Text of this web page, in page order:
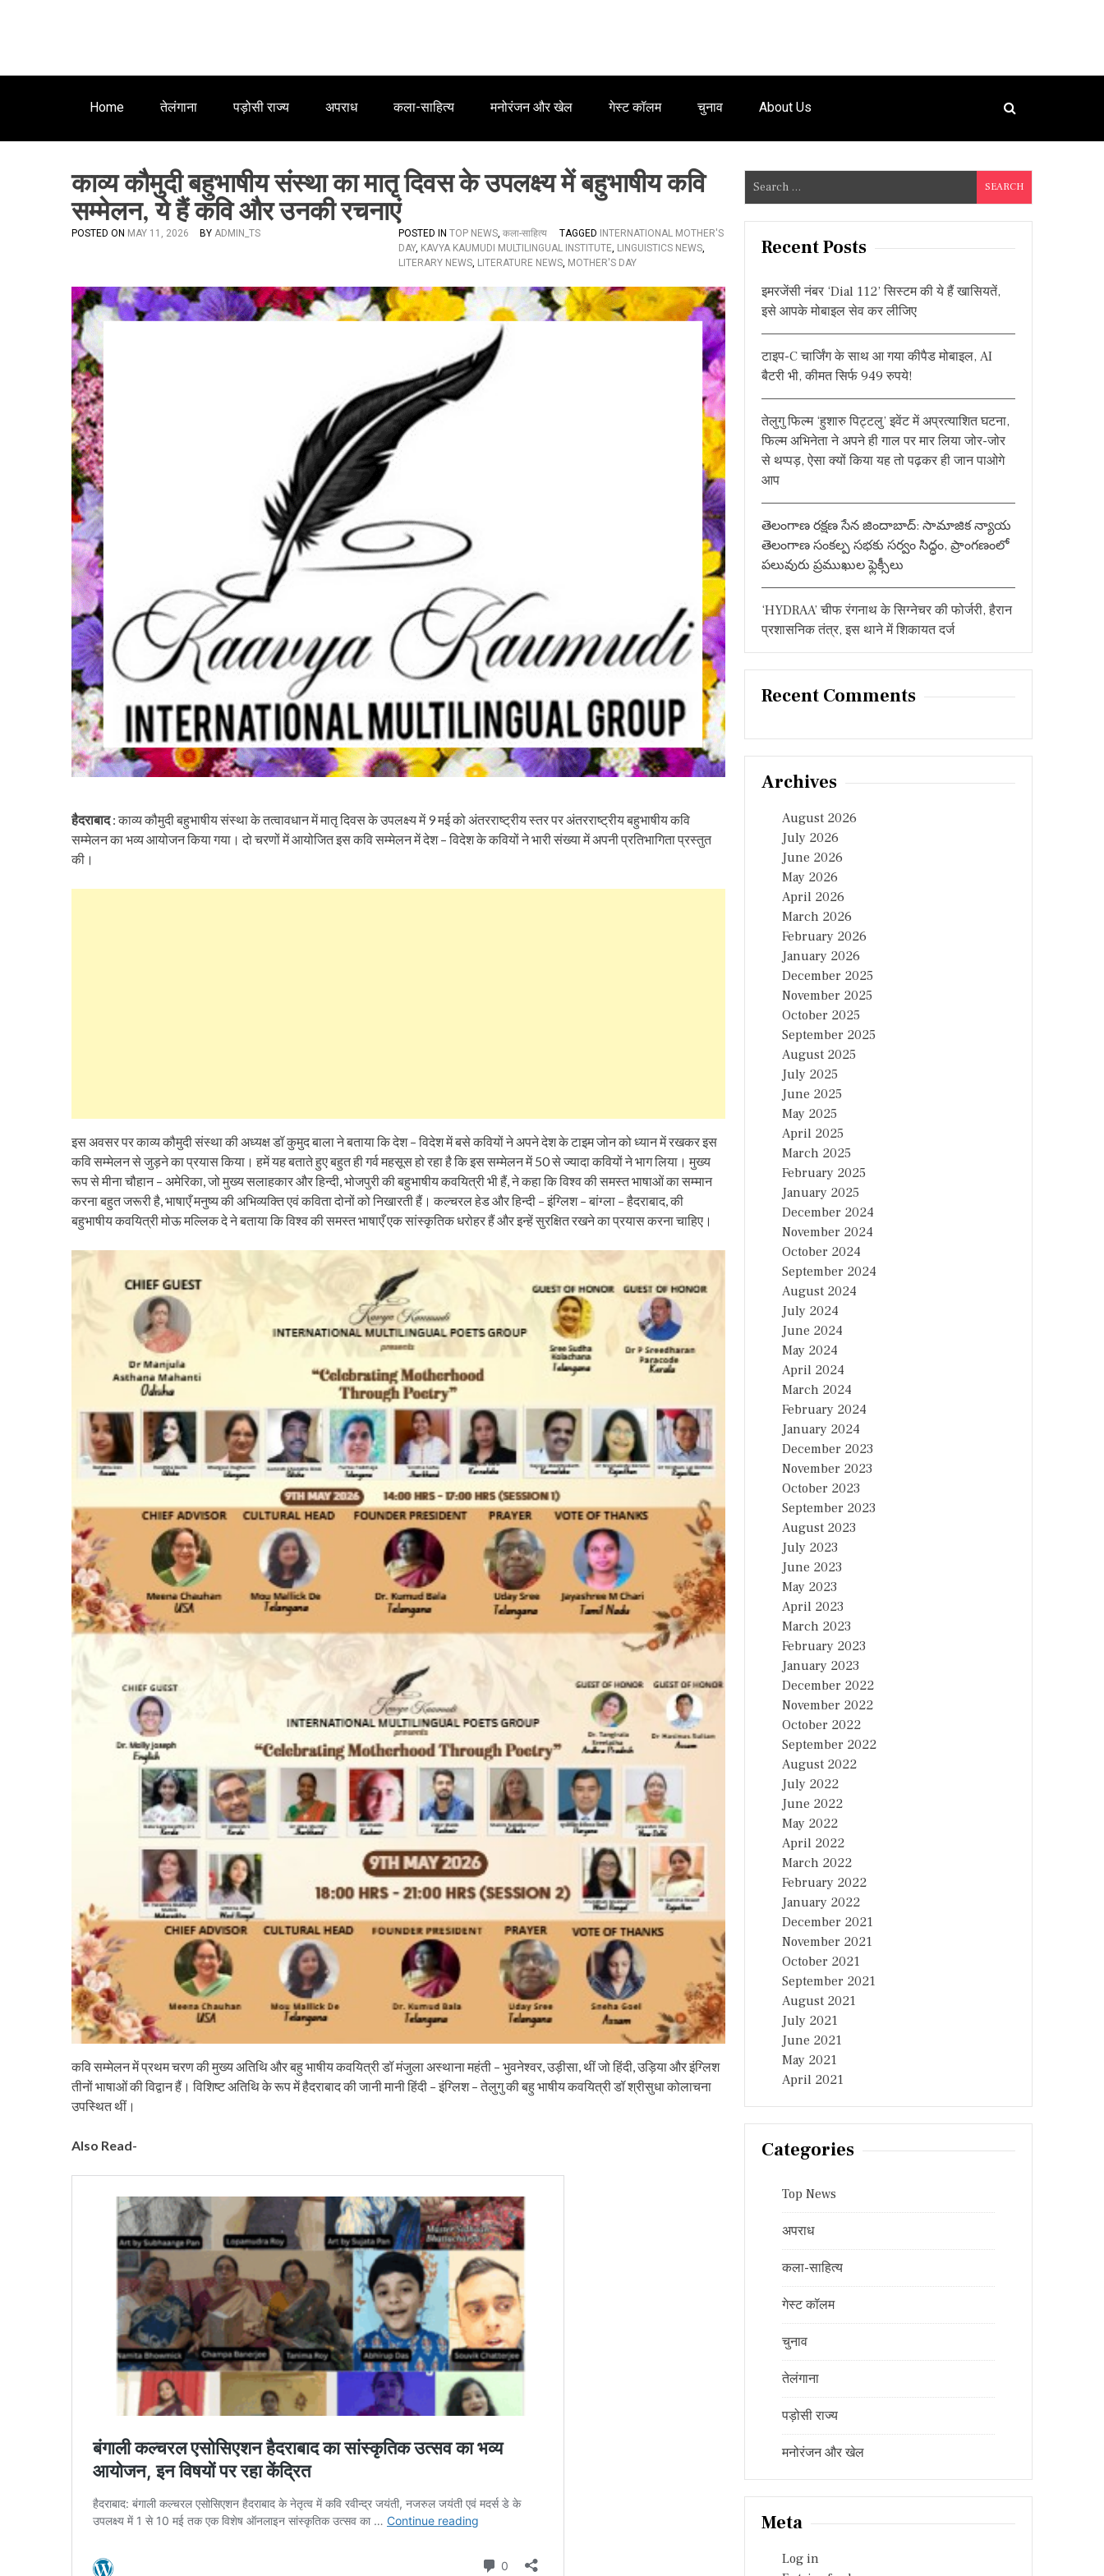
Home तेलंगाना पड़ोसी राज्य अपराध कला-साहित्य मनोरंजन और खेल गेस्ट कॉलम चुनाव About Us
काव्य कौमुदी बहुभाषीय संस्था का मातृ दिवस के उपलक्ष्य में बहुभाषीय कवि
सम्मेलन, ये हैं कवि और उनकी रचनाएं
POSTED ON MAY 11, 2026 BY ADMIN_TS POSTED IN TOP NEWS, कला-साहित्य TAGGED
INTERNATIONAL MOTHER'S
DAY, KAVYA KAUMUDI MULTILINGUAL INSTITUTE, LINGUISTICS NEWS,
LITERARY NEWS, LITERATURE NEWS, MOTHER'S DAY
हैदराबाद: काव्य कौमुदी बहुभाषीय संस्था के तत्वावधान में मातृ दिवस के उपलक्ष्य में 9 मई को अंतरराष्ट्रीय स्तर पर अंतरराष्ट्रीय बहुभाषीय कवि
सम्मेलन का भव्य आयोजन किया गया। दो चरणों में आयोजित इस कवि सम्मेलन में देश – विदेश के कवियों ने भारी संख्या में अपनी प्रतिभागिता प्रस्तुत
की।
इस अवसर पर काव्य कौमुदी संस्था की अध्यक्ष डॉ कुमुद बाला ने बताया कि देश – विदेश में बसे कवियों ने अपने देश के टाइम जोन को ध्यान में रखकर इस
कवि सम्मेलन से जुड़ने का प्रयास किया। हमें यह बताते हुए बहुत ही गर्व महसूस हो रहा है कि इस सम्मेलन में 50 से ज्यादा कवियों ने भाग लिया। मुख्य
रूप से मीना चौहान – अमेरिका, जो मुख्य सलाहकार और हिन्दी, भोजपुरी की बहुभाषीय कवयित्री भी हैं, ने कहा कि विश्व की समस्त भाषाओं का सम्मान
करना बहुत जरूरी है, भाषाएँ मनुष्य की अभिव्यक्ति एवं कविता दोनों को निखारती हैं। कल्चरल हेड और हिन्दी – इंग्लिश – बांग्ला – हैदराबाद, की
बहुभाषीय कवयित्री मोऊ मल्लिक दे ने बताया कि विश्व की समस्त भाषाएँ एक सांस्कृतिक धरोहर हैं और इन्हें सुरक्षित रखने का प्रयास करना चाहिए।
कवि सम्मेलन में प्रथम चरण की मुख्य अतिथि और बहु भाषीय कवयित्री डॉ मंजुला अस्थाना महंती – भुवनेश्वर, उड़ीसा, थीं जो हिंदी, उड़िया और इंग्लिश
तीनों भाषाओं की विद्वान हैं। विशिष्ट अतिथि के रूप में हैदराबाद की जानी मानी हिंदी – इंग्लिश – तेलुगु की बहु भाषीय कवयित्री डॉ श्रीसुधा कोलाचना
उपस्थित थीं।
Also Read-
e
a
Recent Posts
इमरजेंसी नंबर ‘Dial 112’ सिस्टम की ये हैं खासियतें,
इसे आपके मोबाइल सेव कर लीजिए
टाइप-C चार्जिंग के साथ आ गया कीपैड मोबाइल, AI
बैटरी भी, कीमत सिर्फ 949 रुपये!
तेलुगु फिल्म ‘हुशारु पिट्टलु’ इवेंट में अप्रत्याशित घटना,
फिल्म अभिनेता ने अपने ही गाल पर मार लिया जोर-जोर
से थप्पड़, ऐसा क्यों किया यह तो पढ़कर ही जान पाओगे
आप
తెలంగాణ రక్షణ సేన జిందాబాద్: సామాజిక న్యాయ
తెలంగాణ సంకల్ప సభకు సర్వం సిద్ధం, ప్రాంగణంలో
పలువురు ప్రముఖుల ఫ్లెక్సీలు
‘HYDRAA’ चीफ रंगनाथ के सिग्नेचर की फोर्जरी, हैरान
प्रशासनिक तंत्र, इस थाने में शिकायत दर्ज
Recent Comments
Archives
August 2026
July 2026
June 2026
May 2026
April 2026
March 2026
February 2026
January 2026
December 2025
November 2025
October 2025
September 2025
August 2025
July 2025
June 2025
May 2025
April 2025
March 2025
February 2025
January 2025
December 2024
November 2024
October 2024
September 2024
August 2024
July 2024
June 2024
May 2024
April 2024
March 2024
February 2024
January 2024
December 2023
November 2023
October 2023
September 2023
August 2023
July 2023
June 2023
May 2023
April 2023
March 2023
February 2023
January 2023
December 2022
November 2022
October 2022
September 2022
August 2022
July 2022
June 2022
May 2022
April 2022
March 2022
February 2022
January 2022
December 2021
November 2021
October 2021
September 2021
August 2021
July 2021
June 2021
May 2021
April 2021
Categories
Top News
अपराध
कला-साहित्य
गेस्ट कॉलम
चुनाव
तेलंगाना
पड़ोसी राज्य
मनोरंजन और खेल
Meta
Log in